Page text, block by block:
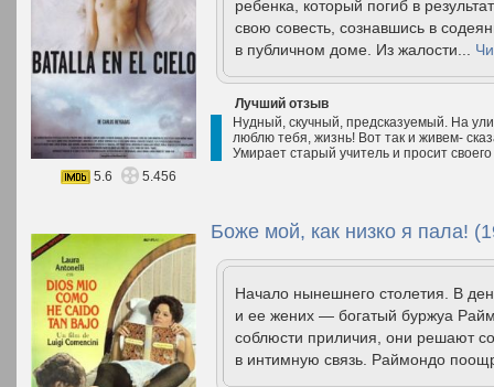
ребенка, который погиб в
свою совесть, сознавшись в
в публичном доме. Из жалости...
Лучший отзыв
Нудный, скучный, предсказуемый. На
люблю тебя, жизнь! Вот так и живем-
Умирает старый учитель и просит
5.6
5.456
Боже мой, как низко я пала!
Начало нынешнего столетия. В
и ее жених — богатый буржуа
соблюсти приличия, они решают
в интимную связь. Раймондо